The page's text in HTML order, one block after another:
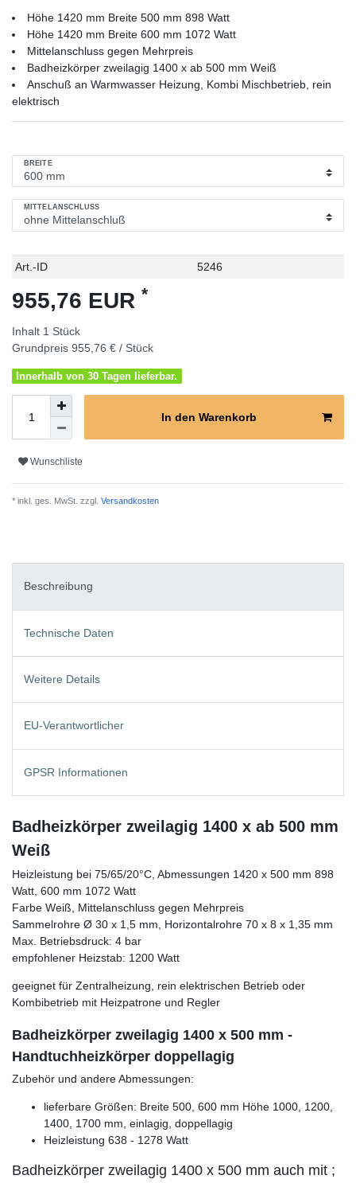
Höhe 1420 mm Breite 500 mm 898 Watt
Höhe 1420 mm Breite 600 mm 1072 Watt
Mittelanschluss gegen Mehrpreis
Badheizkörper zweilagig 1400 x ab 500 mm Weiß
Anschuß an Warmwasser Heizung, Kombi Mischbetrieb, rein
elektrisch
BREITE
MITTELANSCHLUSS
Technisches
Wert
Art.-ID 5246
955,76 EUR *
Inhalt 1 Stück
Grundpreis 955,76 € / Stück
Innerhalb von 30 Tagen lieferbar.
In den Warenkorb
Wunschliste
* inkl. ges. MwSt. zzgl. Versandkosten
Beschreibung
Technische Daten
Weitere Details
EU-Verantwortlicher
GPSR Informationen
Badheizkörper zweilagig 1400 x ab 500 mm
Weiß
Heizleistung bei 75/65/20°C, Abmessungen 1420 x 500 mm 898
Watt, 600 mm 1072 Watt
Farbe Weiß, Mittelanschluss gegen Mehrpreis
Sammelrohre Ø 30 x 1,5 mm, Horizontalrohre 70 x 8 x 1,35 mm
Max. Betriebsdruck: 4 bar
empfohlener Heizstab: 1200 Watt
geeignet für Zentralheizung, rein elektrischen Betrieb oder
Kombibetrieb mit Heizpatrone und Regler
Badheizkörper zweilagig 1400 x 500 mm -
Handtuchheizkörper doppellagig
Zubehör und andere Abmessungen:
lieferbare Größen: Breite 500, 600 mm Höhe 1000, 1200,
1400, 1700 mm, einlagig, doppellagig
Heizleistung 638 - 1278 Watt
Badheizkörper zweilagig 1400 x 500 mm auch mit ;